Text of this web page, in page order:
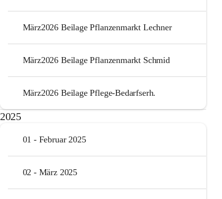
März2026 Beilage Pflanzenmarkt Lechner
März2026 Beilage Pflanzenmarkt Schmid
März2026 Beilage Pflege-Bedarfserh.
2025
01 - Februar 2025
02 - März 2025